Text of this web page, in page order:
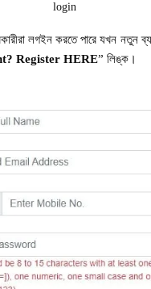
login
লগইন করতে পারে যখন নতুন
Register HERE” লিঙ্ক।